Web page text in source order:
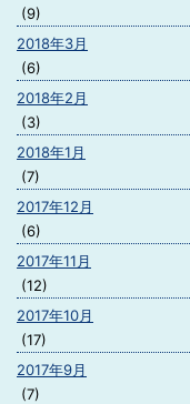
(9)
2018年3月
(6)
2018年2月
(3)
2018年1月
(7)
2017年12月
(6)
2017年11月
(12)
2017年10月
(17)
2017年9月
(7)